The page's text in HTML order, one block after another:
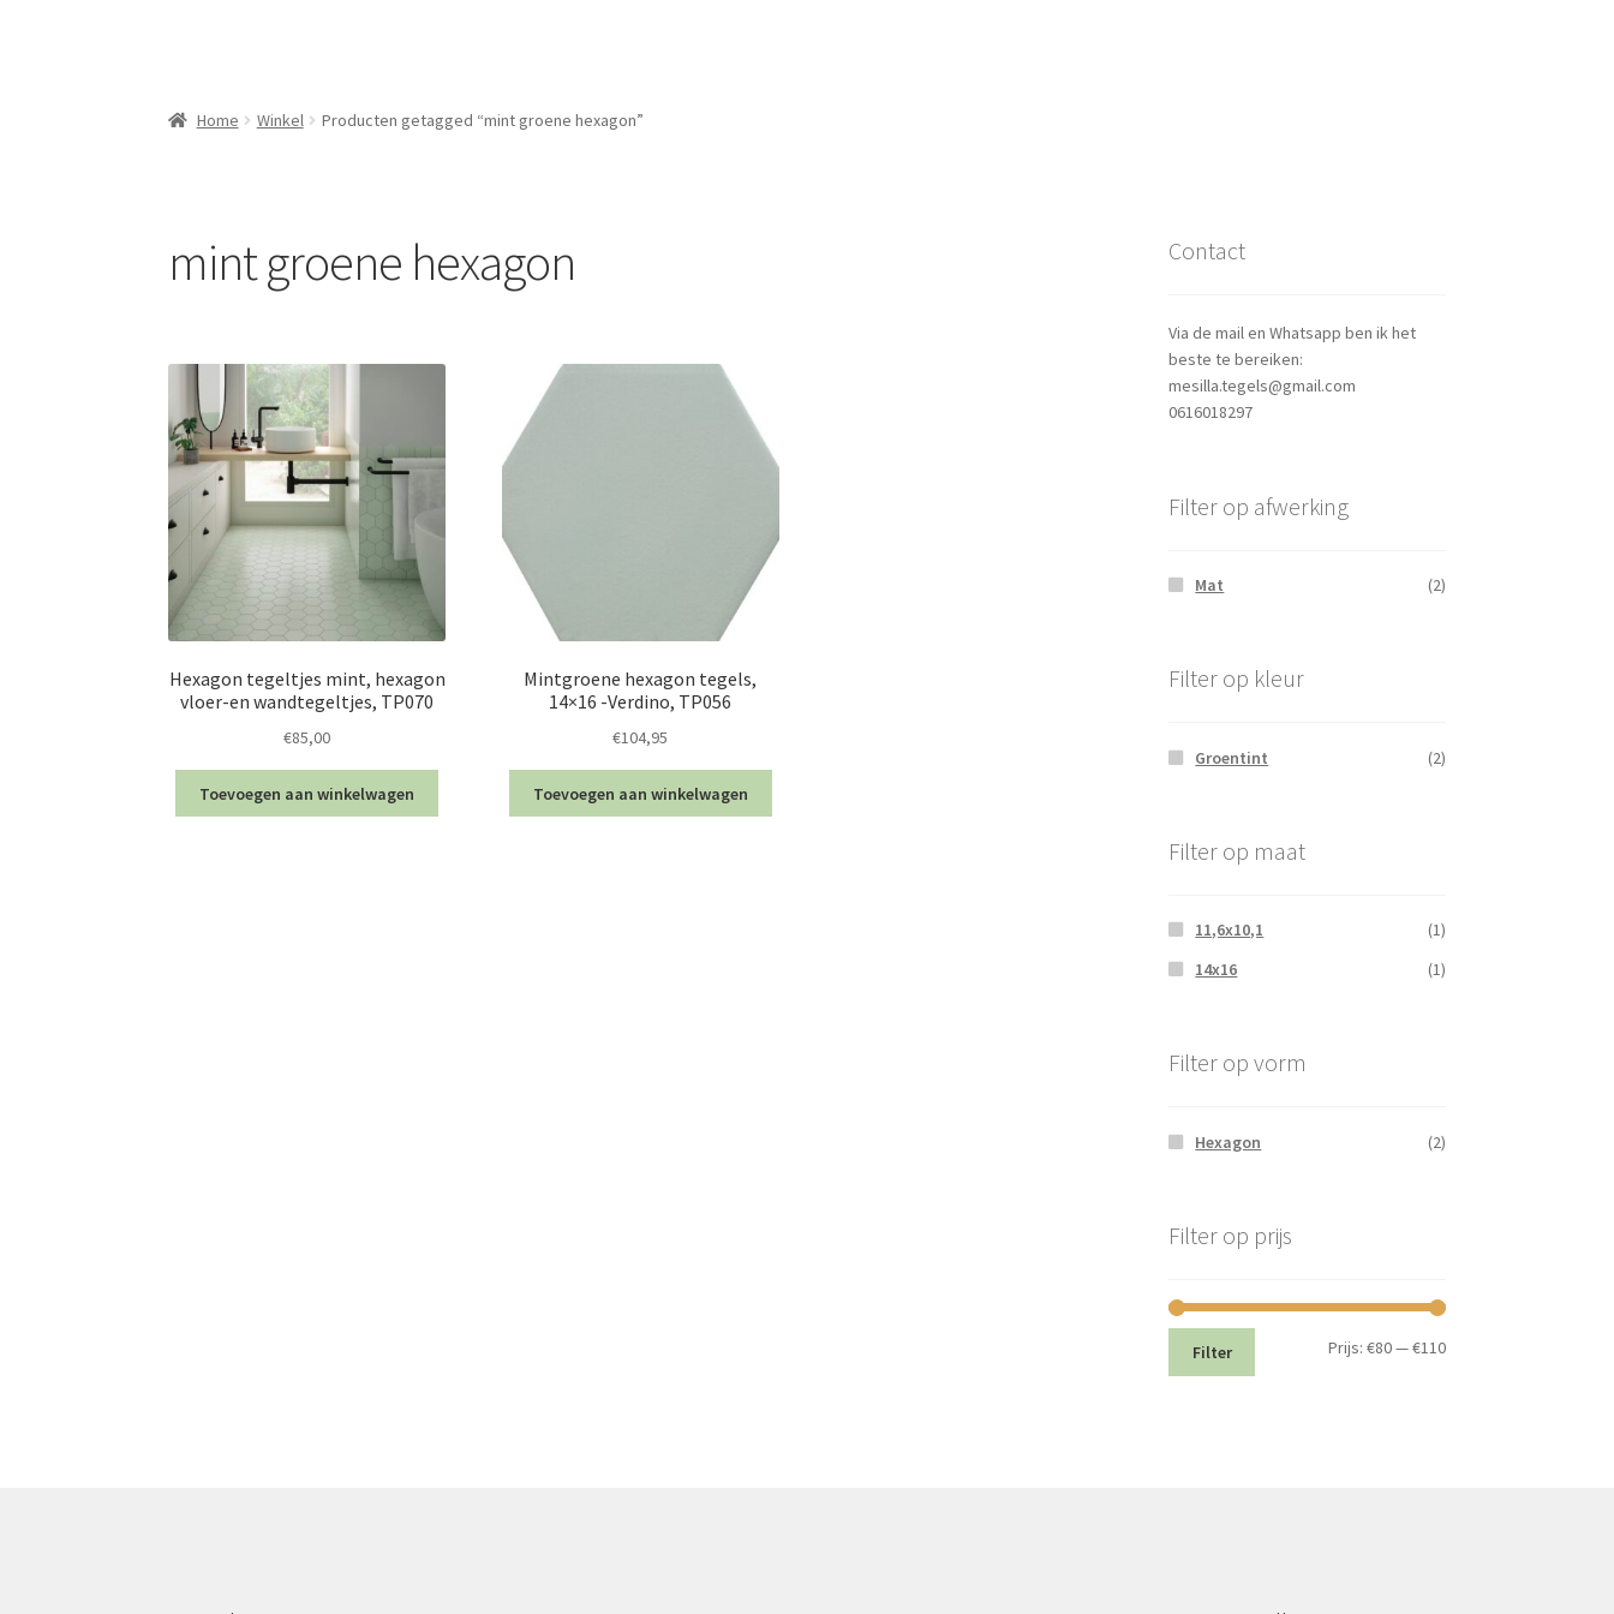
Home Winkel Producten getagged “mint groene hexagon”
mint groene hexagon
Hexagon tegeltjes mint, hexagon
vloer-en wandtegeltjes, TP070
€85,00
Toevoegen aan winkelwagen
Mintgroene hexagon tegels,
14×16 -Verdino, TP056
€104,95
Toevoegen aan winkelwagen
Contact
Via de mail en Whatsapp ben ik het
beste te bereiken:
mesilla.tegels@gmail.com
0616018297
Filter op afwerking
Mat (2)
Filter op kleur
Groentint (2)
Filter op maat
11,6x10,1
(1)
14x16
(1)
Filter op vorm
Hexagon (2)
Filter op prijs
Min.
Max.
Filter Prijs: €80—€110